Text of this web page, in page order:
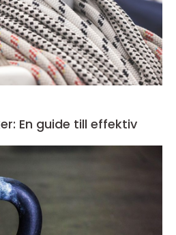
En guide till effektiv